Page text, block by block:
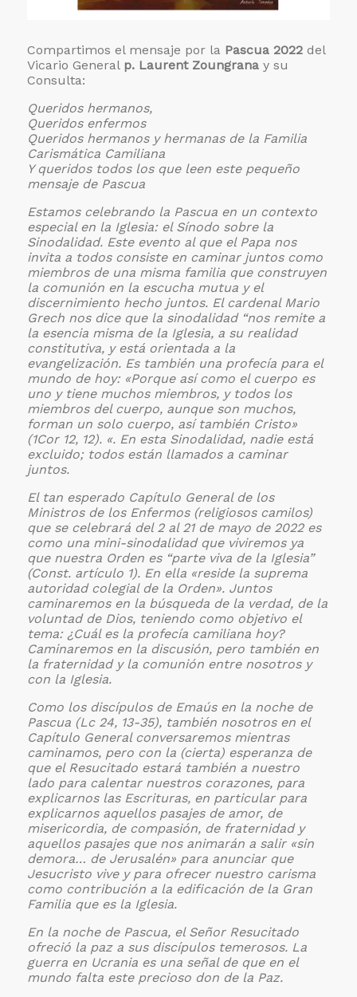
Compartimos el mensaje por la Pascua 2022 del
Vicario General p. Laurent Zoungrana y su
Consulta:
Queridos hermanos,
Queridos enfermos
Queridos hermanos y hermanas de la Familia
Carismática Camiliana
Y queridos todos los que leen este pequeño
mensaje de Pascua
Estamos celebrando la Pascua en un contexto
especial en la Iglesia: el Sínodo sobre la
Sinodalidad. Este evento al que el Papa nos
invita a todos consiste en caminar juntos como
miembros de una misma familia que construyen
la comunión en la escucha mutua y el
discernimiento hecho juntos. El cardenal Mario
Grech nos dice que la sinodalidad “nos remite a
la esencia misma de la Iglesia, a su realidad
constitutiva, y está orientada a la
evangelización. Es también una profecía para el
mundo de hoy: «Porque así como el cuerpo es
uno y tiene muchos miembros, y todos los
miembros del cuerpo, aunque son muchos,
forman un solo cuerpo, así también Cristo»
(1Cor 12, 12). «. En esta Sinodalidad, nadie está
excluido; todos están llamados a caminar
juntos.
El tan esperado Capítulo General de los
Ministros de los Enfermos (religiosos camilos)
que se celebrará del 2 al 21 de mayo de 2022 es
como una mini-sinodalidad que viviremos ya
que nuestra Orden es “parte viva de la Iglesia”
(Const. artículo 1). En ella «reside la suprema
autoridad colegial de la Orden». Juntos
caminaremos en la búsqueda de la verdad, de la
voluntad de Dios, teniendo como objetivo el
tema: ¿Cuál es la profecía camiliana hoy?
Caminaremos en la discusión, pero también en
la fraternidad y la comunión entre nosotros y
con la Iglesia.
Como los discípulos de Emaús en la noche de
Pascua (Lc 24, 13-35), también nosotros en el
Capítulo General conversaremos mientras
caminamos, pero con la (cierta) esperanza de
que el Resucitado estará también a nuestro
lado para calentar nuestros corazones, para
explicarnos las Escrituras, en particular para
explicarnos aquellos pasajes de amor, de
misericordia, de compasión, de fraternidad y
aquellos pasajes que nos animarán a salir «sin
demora… de Jerusalén» para anunciar que
Jesucristo vive y para ofrecer nuestro carisma
como contribución a la edificación de la Gran
Familia que es la Iglesia.
En la noche de Pascua, el Señor Resucitado
ofreció la paz a sus discípulos temerosos. La
guerra en Ucrania es una señal de que en el
mundo falta este precioso don de la Paz.